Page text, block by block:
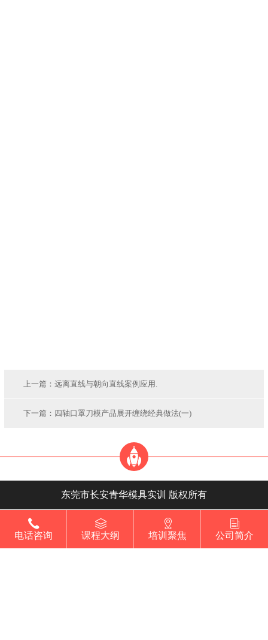
上一篇： 远离直线与朝向直线案例应用.
下一篇： 四轴口罩刀模产品展开缠绕经典做法(一)
东莞市长安青华模具实训 版权所有
电话咨询 课程大纲 培训聚焦 公司简介